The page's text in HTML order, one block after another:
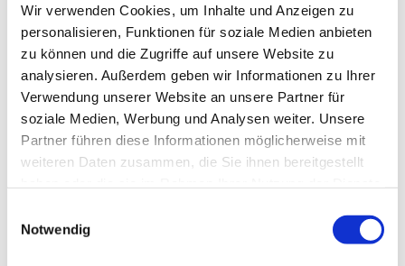
Wir verwenden Cookies, um Inhalte und Anzeigen zu
personalisieren, Funktionen für soziale Medien anbieten
zu können und die Zugriffe auf unsere Website zu
analysieren. Außerdem geben wir Informationen zu Ihrer
Verwendung unserer Website an unsere Partner für
soziale Medien, Werbung und Analysen weiter. Unsere
Partner führen diese Informationen möglicherweise mit
weiteren Daten zusammen, die Sie ihnen bereitgestellt
Notwendig
Markus-Gemeindezentrum,
Bastfelder Weg 30, 33098
Paderborn